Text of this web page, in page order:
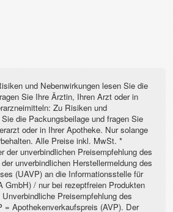
und Nebenwirkungen lesen Sie die
Sie Ihre Ärztin, Ihren Arzt oder in
Zu Risiken und
die Packungsbeilage und fragen Sie
oder in Ihrer Apotheke. Nur solange
Alle Preise inkl. MwSt. *
der unverbindlichen Preisempfehlung des
unverbindlichen Herstellermeldung des
(UAVP) an die Informationsstelle für
GmbH) / nur bei rezeptfreien Produkten
Preisempfehlung des
= Apothekenverkaufspreis (AVP). Der